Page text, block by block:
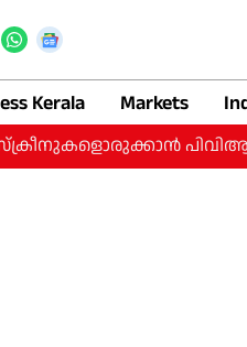
Kerala Markets
പിവിആര്‍